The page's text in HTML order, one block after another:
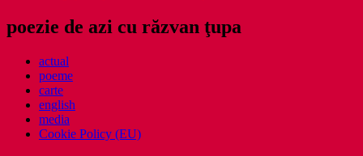
poezie de azi cu răzvan ţupa
actual
poeme
carte
english
media
Cookie Policy (EU)